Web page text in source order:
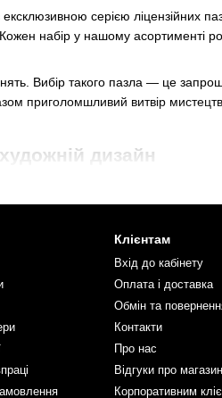
серією ліцензійних
набір у нашому
Вибір такого пазла — це
приголомшливий витвір
дизайн
результат на справжній
у Середзем’ї?
посадку деталей.
елемент розповіді.
природу.
Клієнтам
Вхід до кабінету
Оплата і доставка
Обмін та
Контакти
Про нас
Відгуки про магазин
Корпоративним